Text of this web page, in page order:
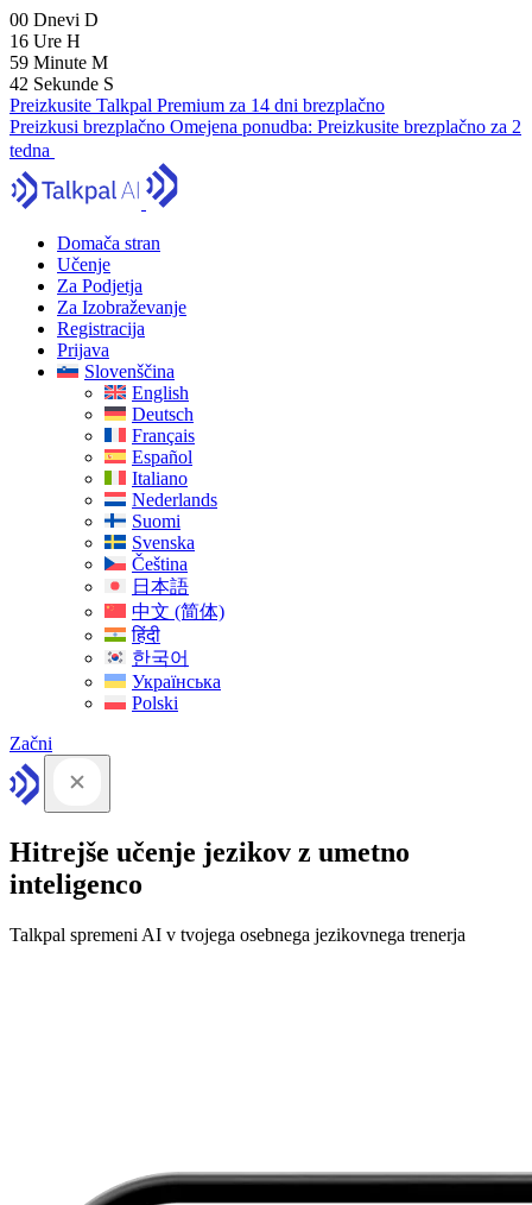
00 Dnevi D
16 Ure H
59 Minute M
41 Sekunde S
Preizkusite Talkpal Premium za 14 dni brezplačno
Preizkusi brezplačno Omejena ponudba: Preizkusite brezplačno za 2
tedna
Domača stran
Učenje
Za Podjetja
Za Izobraževanje
Registracija
Prijava
Slovenščina
English
Deutsch
Français
Español
Italiano
Nederlands
Suomi
Svenska
Čeština
日本語
中文 (简体)
हिंदी
한국어
Українська
Polski
Začni
Hitrejše učenje jezikov z umetno
inteligenco
Talkpal spremeni AI v tvojega osebnega jezikovnega trenerja